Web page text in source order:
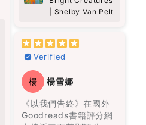
曾見過近親結婚會生出
被這個陰影籠罩，到了
他們最後的一代，也真
的生出了一個豬尾巴的
嬰兒。
魔幻寫實主義是這本書
最讓人迷醉的地方，來
歷不明的子彈穿透了一
在《機會與時勢》一文
中，黎智英認為“機會不
管機會存在，但外部環
境也是成功的關鍵因
以讓人成熟，並且強調
了社交的重要性，這一
切都表明了他的智慧和
洞察力。
調呈現溫馨的故事，深
蹤的秘密，牠成為她生
活中的陪伴和知己。
這段不尋常的友誼讓人
深受觸動，作者以馬塞
的情感、脆弱和堅強。
書中以輕鬆的方式表達
深沉的情感，讓讀者在
笑聲中感受到生命的溫
| Shelby Van Pelt
Verified
楊 楊雪娜
《以我們告終》在國外
Goodreads書籍評分網